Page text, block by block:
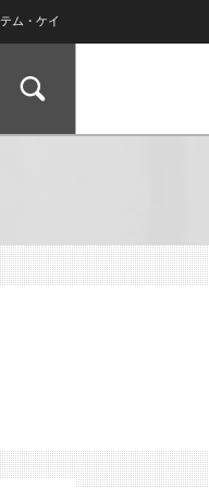
ム・ケイ